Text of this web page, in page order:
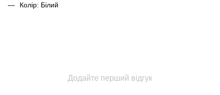
Колір: Білий
Додайте перший відгук